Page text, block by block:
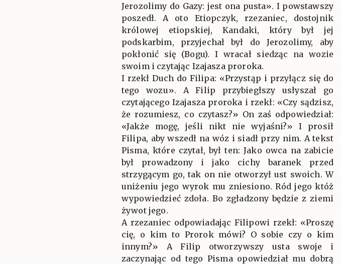
Jerozolimy do Gazy: jest ona pusta». I powstawszy
poszedł. A oto Etiopczyk, rzezaniec, dostojnik
królowej etiopskiej, Kandaki, który był jej
podskarbim, przyjechał był do Jerozolimy, aby
pokłonić się (Bogu). I wracał siedząc na wozie
swoim i czytając Izajasza proroka.
I rzekł Duch do Filipa: «Przystąp i przyłącz się do
tego wozu». A Filip przybiegłszy usłyszał go
czytającego Izajasza proroka i rzekł: «Czy sądzisz,
że rozumiesz, co czytasz?» On zaś odpowiedział:
«Jakże mogę, jeśli nikt nie wyjaśni?» I prosił
Filipa, aby wszedł na wóz i siadł przy nim. A tekst
Pisma, które czytał, był ten: Jako owca na zabicie
był prowadzony i jako cichy baranek przed
strzygącym go, tak on nie otworzył ust swoich. W
uniżeniu jego wyrok mu zniesiono. Ród jego któż
wypowiedzieć zdoła. Bo zgładzony będzie z ziemi
żywot jego.
A rzezaniec odpowiadając Filipowi rzekł: «Proszę
cię, o kim to Prorok mówi? O sobie czy o kim
innym?» A Filip otworzywszy usta swoje i
zaczynając od tego Pisma opowiedział mu dobrą